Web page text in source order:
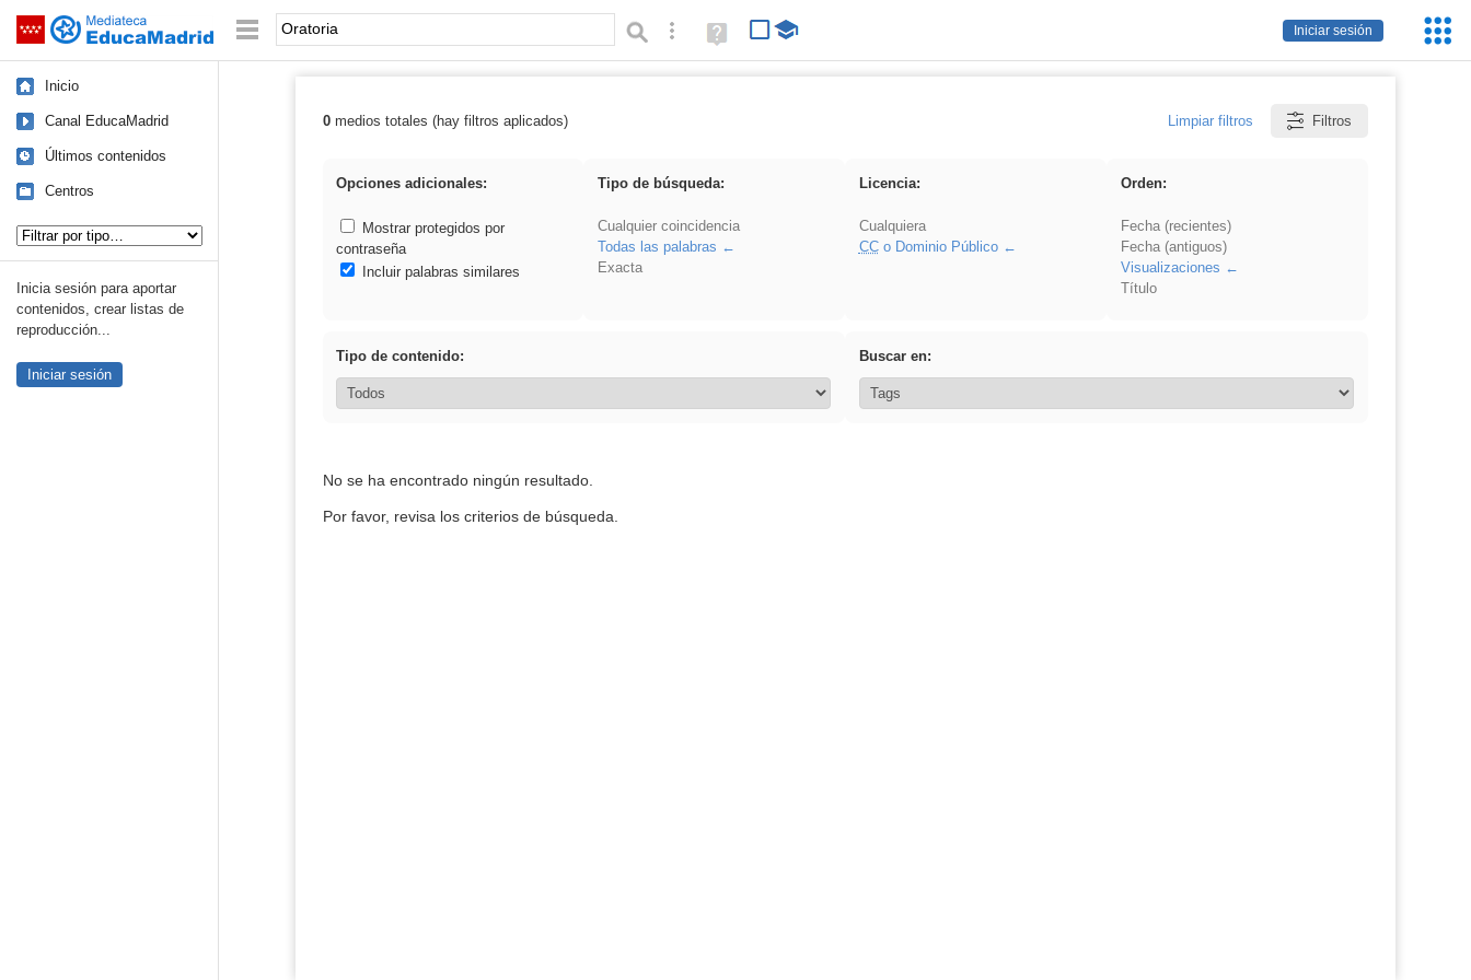
Saltar navegación
Iniciar sesión
Palabra o frase: Búsqueda avanzada
Ayuda
(en
Inicio
Canal EducaMadrid
Últimos contenidos
Centros
Inicia sesión para aportar
contenidos, crear listas de
reproducción...
Iniciar sesión
Resultados de: Oratoria
0medios totales (hay filtros aplicados) Limpiar filtros Filtros
Opciones adicionales:
Mostrar protegidos por
contraseña
Incluir palabras similares
Tipo de búsqueda:
Cualquier coincidencia
Todas las palabras
Exacta
Licencia:
Cualquiera
CCo Dominio Público
Orden:
Fecha (recientes)
Fecha (antiguos)
Visualizaciones
Título
Tipo de contenido: Buscar en:
No se ha encontrado ningún resultado.
Por favor, revisa los criterios de búsqueda.